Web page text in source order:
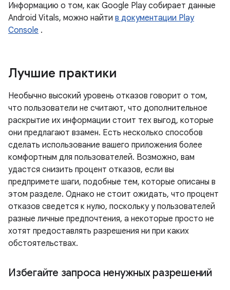
Информацию о том, как Google Play собирает данные
Android Vitals, можно найти в документации Play
Console .
Лучшие практики
Необычно высокий уровень отказов говорит о том,
что пользователи не считают, что дополнительное
раскрытие их информации стоит тех выгод, которые
они предлагают взамен. Есть несколько способов
сделать использование вашего приложения более
комфортным для пользователей. Возможно, вам
удастся снизить процент отказов, если вы
предпримете шаги, подобные тем, которые описаны в
этом разделе. Однако не стоит ожидать, что процент
отказов сведется к нулю, поскольку у пользователей
разные личные предпочтения, а некоторые просто не
хотят предоставлять разрешения ни при каких
обстоятельствах.
Избегайте запроса ненужных разрешений